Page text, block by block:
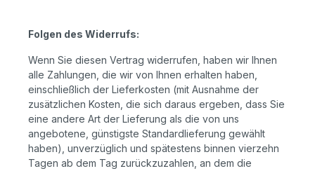
Folgen des Widerrufs:
Wenn Sie diesen Vertrag widerrufen, haben wir Ihnen
alle Zahlungen, die wir von Ihnen erhalten haben,
einschließlich der Lieferkosten (mit Ausnahme der
zusätzlichen Kosten, die sich daraus ergeben, dass Sie
eine andere Art der Lieferung als die von uns
angebotene, günstigste Standardlieferung gewählt
haben), unverzüglich und spätestens binnen vierzehn
Tagen ab dem Tag zurückzuzahlen, an dem die